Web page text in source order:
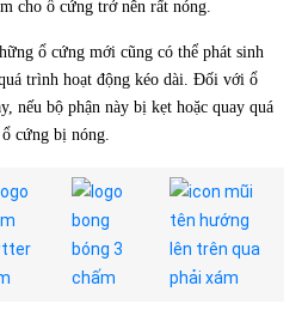
cho ổ cứng trở nên rất nóng.
ổ cứng mới cũng có thể phát sinh
trình hoạt động kéo dài. Đối với ổ
nếu bộ phận này bị kẹt hoặc quay quá
cứng bị nóng.